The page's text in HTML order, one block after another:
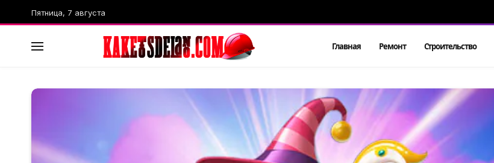
Пятница, 7 августа
Главная Ремонт Строительство